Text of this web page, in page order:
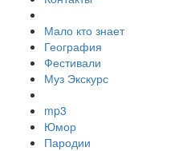
Мало кто знает
География
Фестивали
Муз Экскурс
mp3
Юмор
Пародии